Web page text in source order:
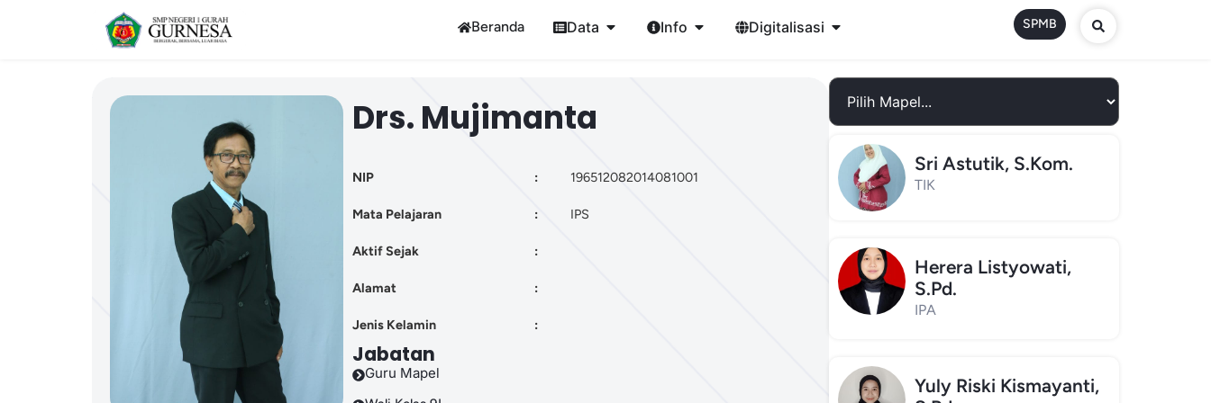
Beranda Data Info Digitalisasi SPMB
Drs. Mujimanta
NIP : 196512082014081001
Mata Pelajaran : IPS
Aktif Sejak :
Alamat :
Jenis Kelamin :
Jabatan
Guru Mapel
Sri Astutik, S.Kom.
TIK
Herera Listyowati,
S.Pd.
IPA
Yuly Riski Kismayanti,